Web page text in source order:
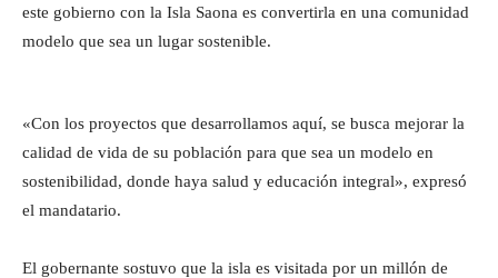
este gobierno con la Isla Saona es convertirla en una comunidad
modelo que sea un lugar sostenible.
«Con los proyectos que desarrollamos aquí, se busca mejorar la
calidad de vida de su población para que sea un modelo en
sostenibilidad, donde haya salud y educación integral», expresó
el mandatario.
El gobernante sostuvo que la isla es visitada por un millón de